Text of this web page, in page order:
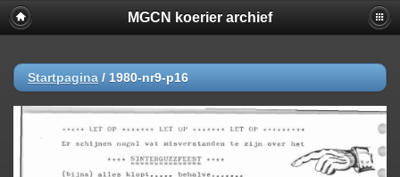
MGCN koerier archief
Startpagina / 1980-nr9-p16